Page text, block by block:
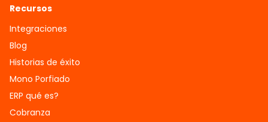
Recursos
Integraciones
Blog
Historias de éxito
Mono Porfiado
ERP qué es?
Cobranza